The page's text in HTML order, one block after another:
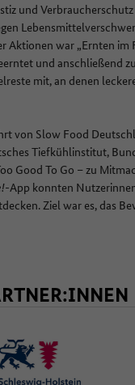
und
war „Ernten im
und anschließend
mit, an denen
von Slow Food
Tiefkühlinstitut,
Good To Go – zu
App konnten
Ziel war es, das